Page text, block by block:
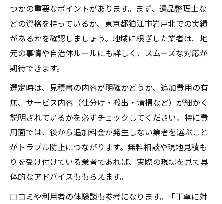
見積もり無料の業者を選ぶメリットとは
追加料金を防ぐための確認事項を解説
費用を抑えつつ安心できる業者選びのコツ
複数業者のサービス内容を比較する方法
妻の遺品整理に悩む方へ実践的な手順案内
妻の遺品整理で最初に行うべきこと
感情に配慮した遺品整理の進め方ガイド
大切な品の整理と保管方法を詳しく解説
遺品整理を専門業者に依頼する利点と注意
家族と協力して進める遺品整理のコツ
つかの重要なポイントがあります。まず、遺品整理士な
どの資格を持っているか、東京都狛江市岩戸北での実績
があるかを確認しましょう。地域に根ざした業者は、地
元の事情や自治体ルールにも詳しく、スムーズな対応が
期待できます。
選定時は、見積書の内容が明確かどうか、追加費用の有
無、サービス内容（仕分け・搬出・清掃など）が細かく
説明されているかを必ずチェックしてください。特に費
用面では、後から追加料金が発生しない業者を選ぶこと
がトラブル防止につながります。無料相談や現地見積も
りを受け付けている業者であれば、実際の現場を見て具
体的なアドバイスももらえます。
口コミや利用者の体験談も参考になります。「丁寧に対